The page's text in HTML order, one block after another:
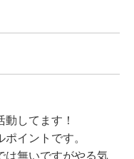
してます！
イントです。
は無いですがやる気